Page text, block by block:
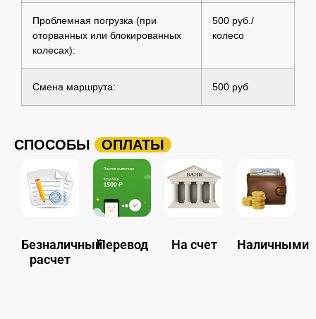
Проблемная погрузка (при
оторванных или блокированных
колесах):
500 руб./
колесо
Смена маршрута: 500 руб
СПОСОБЫ ОПЛАТЫ
Безналичный
расчет
Перевод На счет Наличными